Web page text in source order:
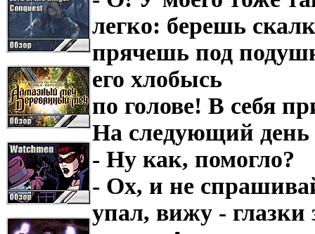
легко: берешь
прячешь под
его хлобысь
по голове! В себя
На следующий день
- Ну как, помогло?
- Ох, и не
упал, вижу - глазки